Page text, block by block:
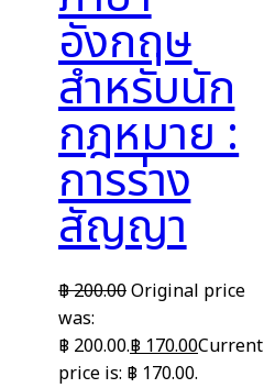
อังกฤษ
สำหรับนัก
กฎหมาย :
การร่าง
สัญญา
฿200.00Original price
was:
฿ 200.00.฿ 170.00Current
price is: ฿ 170.00.